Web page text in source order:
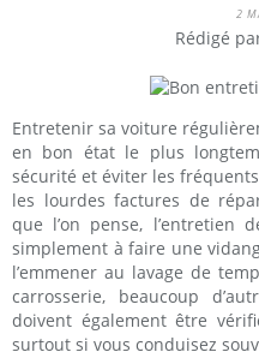
2
Rédigé
Entretenir sa voiture
en bon état le plus
sécurité et éviter les
les lourdes factures de
que l’on pense, l’entretien
simplement à faire une
l’emmener au lavage de
carrosserie, beaucoup
doivent également être
surtout si vous conduisez